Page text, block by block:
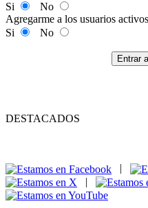
Si
No
Agregarme a los usuarios activos
Si
No
Entrar
DESTACADOS
|